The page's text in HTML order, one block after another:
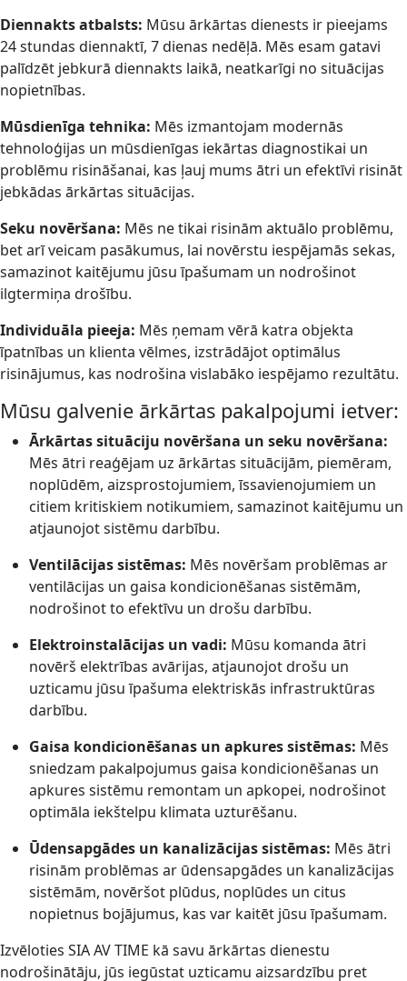
Diennakts atbalsts: Mūsu ārkārtas dienests ir pieejams
24 stundas diennaktī, 7 dienas nedēļā. Mēs esam gatavi
palīdzēt jebkurā diennakts laikā, neatkarīgi no situācijas
nopietnības.
Mūsdienīga tehnika: Mēs izmantojam modernās
tehnoloģijas un mūsdienīgas iekārtas diagnostikai un
problēmu risināšanai, kas ļauj mums ātri un efektīvi risināt
jebkādas ārkārtas situācijas.
Seku novēršana: Mēs ne tikai risinām aktuālo problēmu,
bet arī veicam pasākumus, lai novērstu iespējamās sekas,
samazinot kaitējumu jūsu īpašumam un nodrošinot
ilgtermiņa drošību.
Individuāla pieeja: Mēs ņemam vērā katra objekta
īpatnības un klienta vēlmes, izstrādājot optimālus
risinājumus, kas nodrošina vislabāko iespējamo rezultātu.
Mūsu galvenie ārkārtas pakalpojumi ietver:
Ārkārtas situāciju novēršana un seku novēršana:
Mēs ātri reaģējam uz ārkārtas situācijām, piemēram,
noplūdēm, aizsprostojumiem, īssavienojumiem un
citiem kritiskiem notikumiem, samazinot kaitējumu un
atjaunojot sistēmu darbību.
Ventilācijas sistēmas: Mēs novēršam problēmas ar
ventilācijas un gaisa kondicionēšanas sistēmām,
nodrošinot to efektīvu un drošu darbību.
Elektroinstalācijas un vadi: Mūsu komanda ātri
novērš elektrības avārijas, atjaunojot drošu un
uzticamu jūsu īpašuma elektriskās infrastruktūras
darbību.
Gaisa kondicionēšanas un apkures sistēmas: Mēs
sniedzam pakalpojumus gaisa kondicionēšanas un
apkures sistēmu remontam un apkopei, nodrošinot
optimāla iekštelpu klimata uzturēšanu.
Ūdensapgādes un kanalizācijas sistēmas: Mēs ātri
risinām problēmas ar ūdensapgādes un kanalizācijas
sistēmām, novēršot plūdus, noplūdes un citus
nopietnus bojājumus, kas var kaitēt jūsu īpašumam.
Izvēloties SIA AV TIME kā savu ārkārtas dienestu
nodrošinātāju, jūs iegūstat uzticamu aizsardzību pret